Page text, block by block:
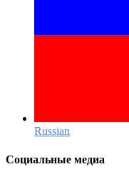
Russian‎
Социальные медиа